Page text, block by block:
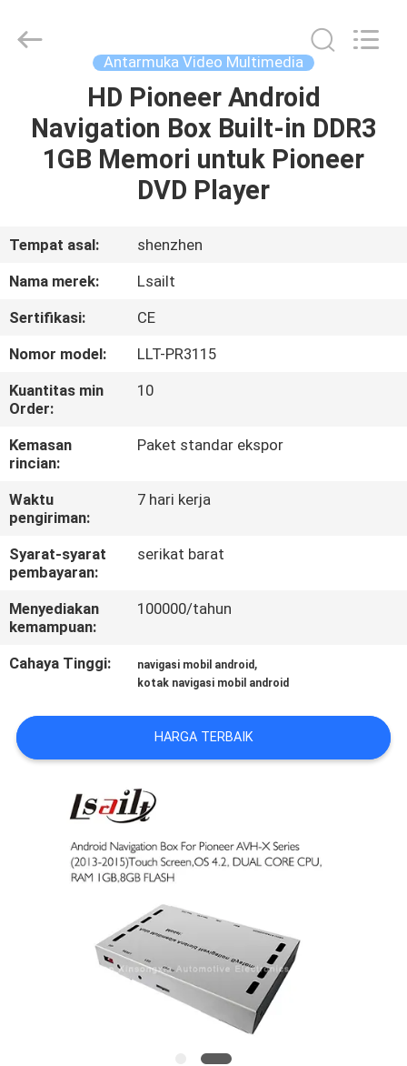
PRODUK
TENTANG
TUR
PABRIK
KONTROL
KAMI
BERITA
SITEMAP
PRIVACY
Electron
Co.,Ltd.
Antarmuka Video Multimedia
HD Pioneer Android
Navigation Box Built-in DDR3
1GB Memori untuk Pioneer
DVD Player
Tempat asal:
shenzhen
Nama merek:
Lsailt
Sertifikasi:
CE
Nomor model:
LLT-PR3115
Kuantitas min
Order:
10
Kemasan
rincian:
Paket standar ekspor
Waktu
pengiriman:
7 hari kerja
Syarat-syarat
pembayaran:
serikat barat
Menyediakan
kemampuan:
100000/tahun
Cahaya Tinggi: navigasi mobil android ,
kotak navigasi mobil android
HARGA TERBAIK